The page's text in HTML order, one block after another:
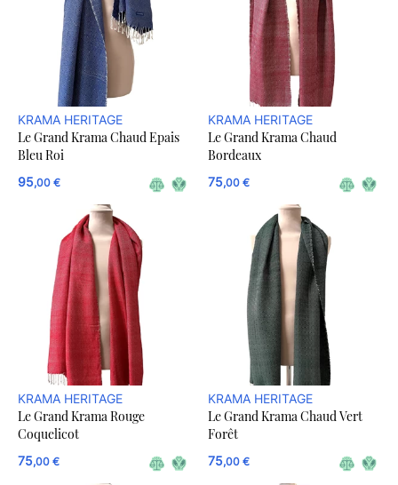
KRAMA HERITAGE
Le Grand Krama Chaud Epais
Bleu Roi
95,00 €
KRAMA HERITAGE
Le Grand Krama Chaud
Bordeaux
75,00 €
KRAMA HERITAGE
Le Grand Krama Rouge
Coquelicot
75,00 €
KRAMA HERITAGE
Le Grand Krama Chaud Vert
Forêt
75,00 €